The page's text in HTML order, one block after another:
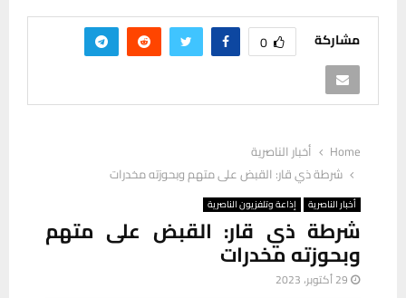
مشاركة 0
Home
أخبار الناصرية
شرطة ذي قار: القبض على متهم وبحوزته مخدرات
أخبار الناصرية إذاعة وتلفزيون الناصرية
شرطة ذي قار: القبض على متهم
وبحوزته مخدرات
29 أكتوبر، 2023